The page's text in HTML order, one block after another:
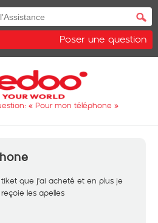
Poser une question
« Pour mon téléphone »
que j'ai acheté et en plus je
les apelles